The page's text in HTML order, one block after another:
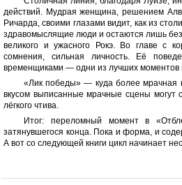
действий. Мудрая женщина, решением
Ричарда, своими глазами видит, как из
здравомыслящие люди и остаются лишь
великого и ужасного Рокэ. Во главе с
сомнения, сильная личность. Её
временщиками — одни из лучших моментов
«Лик победы» — куда более мрачная
вкусом выписанные мрачные сцены могут
лёгкого чтива.
Итог: переломный момент в
затянувшегося конца. Пока и форма, и
А вот со следующей книги цикл начинает